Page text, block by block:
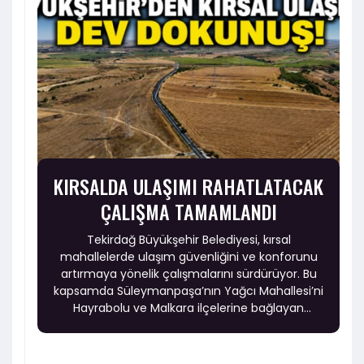
KIRSALDA ULAŞIMI RAHATLATACAK
ÇALIŞMA TAMAMLANDI
Tekirdağ Büyükşehir Belediyesi, kırsal
mahallelerde ulaşım güvenliğini ve konforunu
artırmaya yönelik çalışmalarını sürdürüyor. Bu
kapsamda Süleymanpaşa’nın Yağcı Mahallesi’ni
Hayrabolu ve Malkara ilçelerine bağlayan